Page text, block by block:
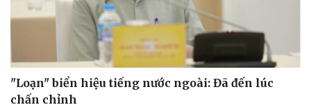
"Loạn" biển hiệu tiếng nước ngoài: Đã đến lúc
chấn chỉnh